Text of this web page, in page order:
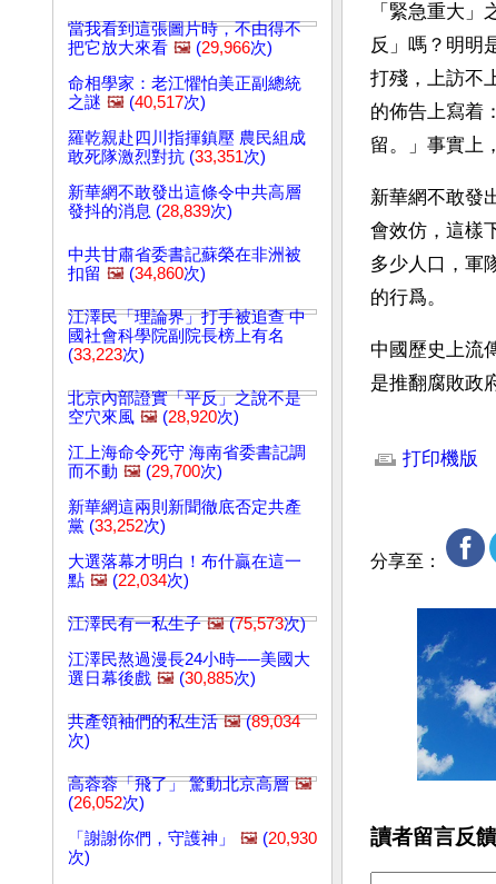
當我看到這張圖片時，不由得不
把它放大來看 🖼️ (29,966次)
命相學家：老江懼怕美正副總統
之謎 🖼️ (40,517次)
羅乾親赴四川指揮鎮壓 農民組成
敢死隊激烈對抗 (33,351次)
新華網不敢發出這條令中共高層
發抖的消息 (28,839次)
中共甘肅省委書記蘇榮在非洲被
扣留 🖼️ (34,860次)
江澤民「理論界」打手被追查 中
國社會科學院副院長榜上有名
(33,223次)
北京內部證實「平反」之說不是
空穴來風 🖼️ (28,920次)
江上海命令死守 海南省委書記調
而不動 🖼️ (29,700次)
新華網這兩則新聞徹底否定共產
黨 (33,252次)
大選落幕才明白！布什贏在這一
點 🖼️ (22,034次)
江澤民有一私生子 🖼️(75,573次)
江澤民熬過漫長24小時──美國大
選日幕後戲 🖼️ (30,885次)
共產領袖們的私生活 🖼️(89,034
次)
高蓉蓉「飛了」 驚動北京高層 🖼️
(26,052次)
「謝謝你們，守護神」
🖼️ (20,930
次)
「緊急重大
反」嗎？明明
打殘，上訪不
的佈告上寫着
留。」事實上
新華網不敢發
會效仿，這樣
多少人口，軍
的行爲。
中國歷史上流
是推翻腐敗政
打印機版
分享至：
讀者留言反